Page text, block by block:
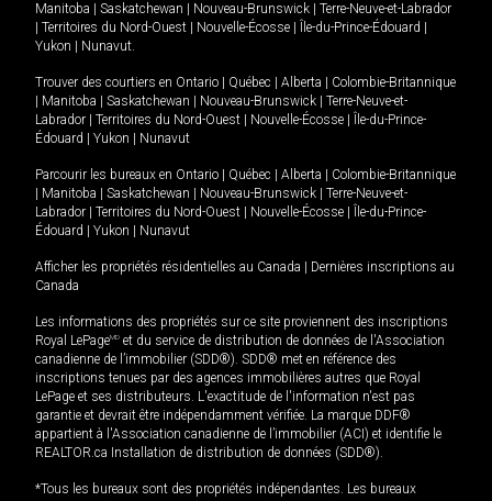
Manitoba
Saskatchewan Nouveau-Brunswick
Terre-Neuve-et-Labrador
Territoires du Nord-Ouest Nouvelle-Écosse Île-du-Prince-Édouard
Yukon
Nunavut.
Trouver des courtiers en Ontario Québec Alberta
Colombie-Britannique
Manitoba Saskatchewan Nouveau-Brunswick
Terre-Neuve-et-
Labrador
Territoires du Nord-Ouest Nouvelle-Écosse
Île-du-Prince-
Édouard
Yukon Nunavut
Parcourir les bureaux en Ontario Québec Alberta
Colombie-Britannique
Manitoba Saskatchewan Nouveau-Brunswick
Terre-Neuve-et-
Labrador
Territoires du Nord-Ouest Nouvelle-Écosse
Île-du-Prince-
Édouard
Yukon Nunavut
Afficher les propriétés résidentielles au Canada
Dernières inscriptions au
Canada
Les informations des propriétés sur ce site proviennent des inscriptions
Royal LePageMD et du service de distribution de données de l'Association
canadienne de l’immobilier (SDD®). SDD® met en référence des
inscriptions tenues par des agences immobilières autres que Royal
LePage et ses distributeurs. L'exactitude de l'information n'est pas
garantie et devrait être indépendamment vérifiée. La marque DDF®
appartient à l'Association canadienne de l’immobilier (ACI) et identifie le
REALTOR.ca Installation de distribution de données (SDD®).
*Tous les bureaux sont des propriétés indépendantes. Les bureaux